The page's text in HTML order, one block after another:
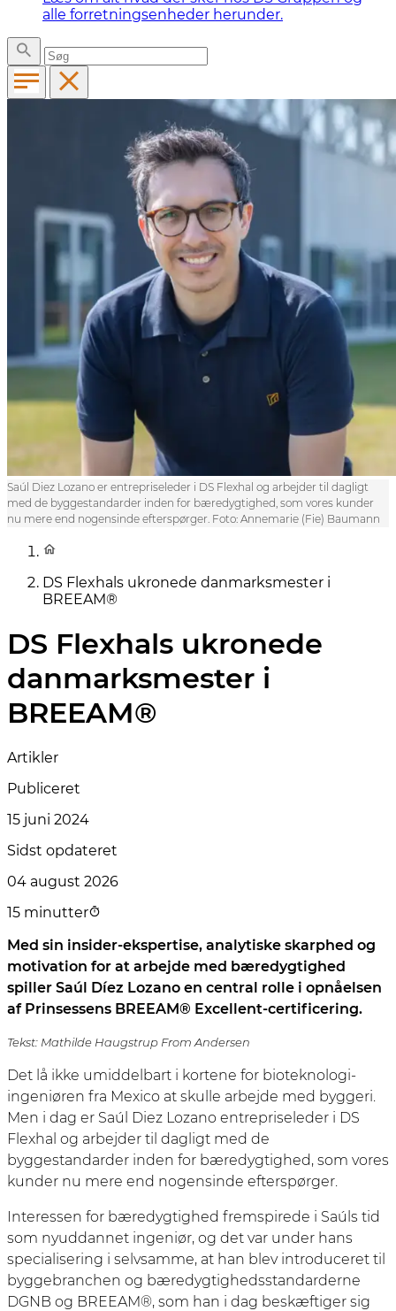
alle forretningsenheder herunder.
Saúl Diez Lozano er entrepriseleder i DS Flexhal og arbejder til dagligt
med de byggestandarder inden for bæredygtighed, som vores kunder
nu mere end nogensinde efterspørger. Foto: Annemarie (Fie) Baumann
DS Flexhals ukronede danmarksmester i
BREEAM®
DS Flexhals ukronede
danmarksmester i
BREEAM®
Artikler
Publiceret
15 juni 2024
Sidst opdateret
04 august 2026
15 minutter
Med sin insider-ekspertise, analytiske skarphed og
motivation for at arbejde med bæredygtighed
spiller Saúl Díez Lozano en central rolle i opnåelsen
af Prinsessens BREEAM® Excellent-certificering.
Tekst: Mathilde Haugstrup From Andersen
Det lå ikke umiddelbart i kortene for bioteknologi-
ingeniøren fra Mexico at skulle arbejde med byggeri.
Men i dag er Saúl Diez Lozano entrepriseleder i DS
Flexhal og arbejder til dagligt med de
byggestandarder inden for bæredygtighed, som vores
kunder nu mere end nogensinde efterspørger.
Interessen for bæredygtighed fremspirede i Saúls tid
som nyuddannet ingeniør, og det var under hans
specialisering i selvsamme, at han blev introduceret til
byggebranchen og bæredygtighedsstandarderne
DGNB og BREEAM®, som han i dag beskæftiger sig